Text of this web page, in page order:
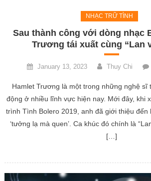
NHẠC TRỮ TÌNH
Sau thành công với dòng nhạc
Trương tái xuất cùng “Lan
January 13, 2023 Thuy Chi
Hamlet Trương là một trong những nghệ sĩ
động ở nhiều lĩnh vực hiện nay. Mới đây, khi
trình Tình Bolero 2019, anh đã giới thiệu đến
‘tưởng lạ mà quen’. Ca khúc đó chính là
[…]